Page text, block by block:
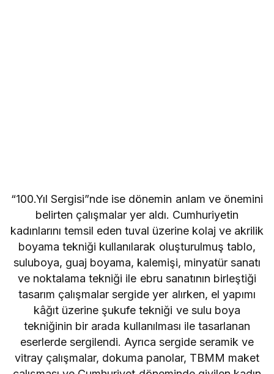
“100.Yıl Sergisi”nde ise dönemin anlam ve önemini
belirten çalışmalar yer aldı. Cumhuriyetin
kadınlarını temsil eden tuval üzerine kolaj ve akrilik
boyama tekniği kullanılarak oluşturulmuş tablo,
suluboya, guaj boyama, kalemişi, minyatür sanatı
ve noktalama tekniği ile ebru sanatının birleştiği
tasarım çalışmalar sergide yer alırken, el yapımı
kâğıt üzerine şukufe tekniği ve sulu boya
tekniğinin bir arada kullanılması ile tasarlanan
eserlerde sergilendi. Ayrıca sergide seramik ve
vitray çalışmalar, dokuma panolar, TBMM maket